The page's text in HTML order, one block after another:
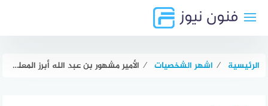
الرئيسية ⁄ اشهر الشخصيات ⁄ الأمير مشهور بن عبد الله أبرز المعلومات عنه وأهم أعماله